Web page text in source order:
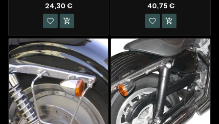
24,30 €

40,75 €
